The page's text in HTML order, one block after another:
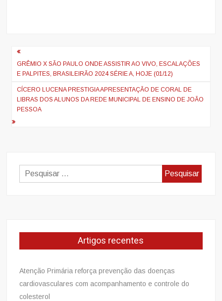
Navegação
de
artigos
GRÊMIO X SÃO PAULO ONDE ASSISTIR AO VIVO, ESCALAÇÕES
E PALPITES, BRASILEIRÃO 2024 SÉRIE A, HOJE (01/12)
CÍCERO LUCENA PRESTIGIA APRESENTAÇÃO DE CORAL DE
LIBRAS DOS ALUNOS DA REDE MUNICIPAL DE ENSINO DE JOÃO
PESSOA
Pesquisar
por:
Artigos recentes
Atenção Primária reforça prevenção das doenças
cardiovasculares com acompanhamento e controle do
colesterol